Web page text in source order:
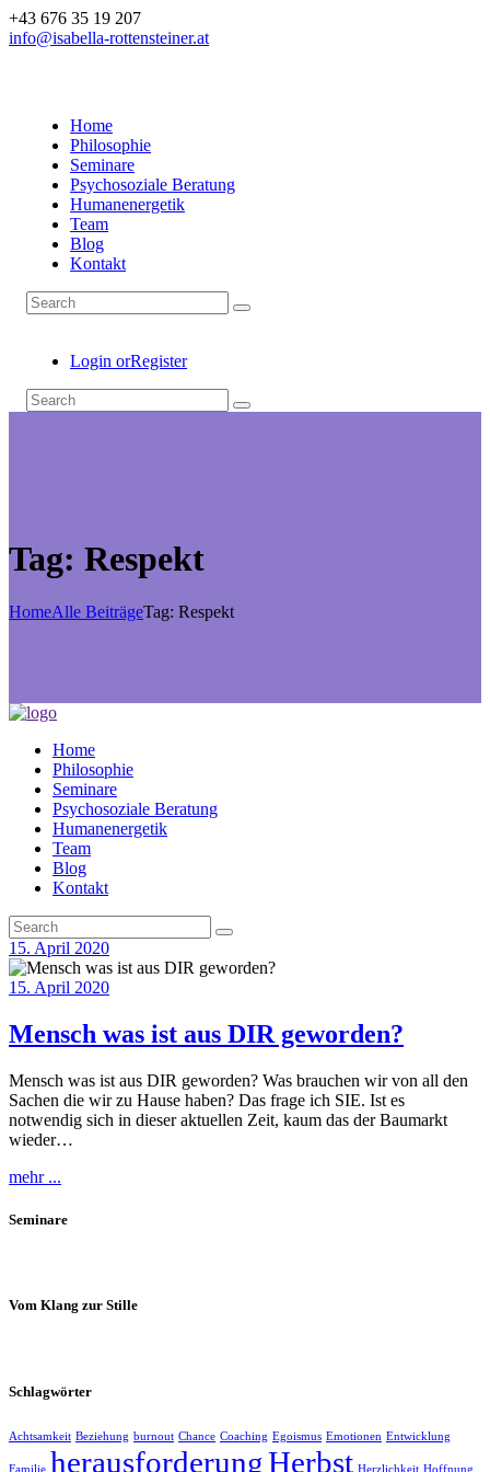
+43 676 35 19 207
info@isabella-rottensteiner.at
Home
Philosophie
Seminare
Psychosoziale Beratung
Humanenergetik
Team
Blog
Kontakt
Login orRegister
Tag: Respekt
HomeAlle BeiträgeTag: Respekt
Home
Philosophie
Seminare
Psychosoziale Beratung
Humanenergetik
Team
Blog
Kontakt
15. April 2020
15. April 2020
Mensch was ist aus DIR geworden?
Mensch was ist aus DIR geworden? Was brauchen wir von all den
Sachen die wir zu Hause haben? Das frage ich SIE. Ist es
notwendig sich in dieser aktuellen Zeit, kaum das der Baumarkt
wieder…
mehr ...
Seminare
Vom Klang zur Stille
Schlagwörter
Achtsamkeit Beziehung burnout Chance Coaching Egoismus Emotionen Entwicklung
Familie herausforderungHerbst Herzlichkeit Hoffnung